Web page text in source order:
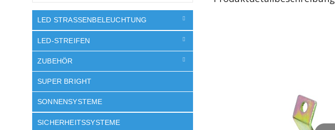
LED STRASSENBELEUCHTUNG
LED-STREIFEN
ZUBEHÖR
SUPER BRIGHT
SONNENSYSTEME
SICHERHEITSSYSTEME